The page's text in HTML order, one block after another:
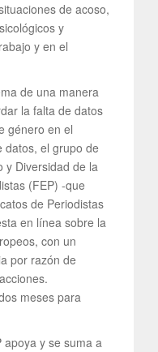
de acoso,
y
y en el
de una manera
la falta de datos
género en el
datos, el grupo de
y Diversidad de la
(FEP) -que
de Periodistas
en línea sobre la
con un
por razón de
meses para
apoya y se suma a